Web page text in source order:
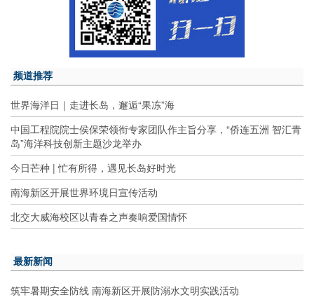
频道推荐
世界海洋日｜走进长岛，邂逅“果冻”海
中国工程院院士侯保荣领衔专家团队作主旨分享，“侨连五洲 智汇青
岛”海洋科技创新主题沙龙举办
今日芒种 | 忙有所得，遇见长岛好时光
南海新区开展世界环境日宣传活动
北交大威海校区以青春之声奏响爱国情怀
最新新闻
筑牢暑期安全防线 南海新区开展防溺水文明实践活动